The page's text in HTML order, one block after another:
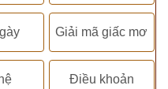
Giải mã giấc mơ
Điều khoản